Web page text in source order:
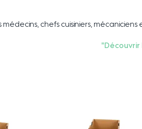
chefs cuisiniers,
"Découvrir